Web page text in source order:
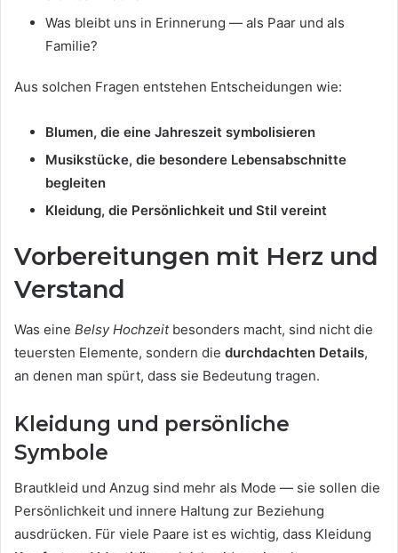
Was bleibt uns in Erinnerung — als Paar und als
Familie?
Aus solchen Fragen entstehen Entscheidungen wie:
Blumen, die eine Jahreszeit symbolisieren
Musikstücke, die besondere Lebensabschnitte
begleiten
Kleidung, die Persönlichkeit und Stil vereint
Vorbereitungen mit Herz und
Verstand
Was eine Belsy Hochzeitbesonders macht, sind nicht die
teuersten Elemente, sondern die durchdachten Details,
an denen man spürt, dass sie Bedeutung tragen.
Kleidung und persönliche
Symbole
Brautkleid und Anzug sind mehr als Mode — sie sollen die
Persönlichkeit und innere Haltung zur Beziehung
ausdrücken. Für viele Paare ist es wichtig, dass Kleidung